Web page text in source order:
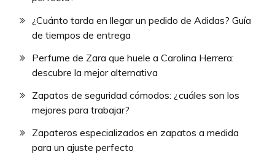
¿Cuánto tarda en llegar un pedido de Adidas? Guía
de tiempos de entrega
Perfume de Zara que huele a Carolina Herrera:
descubre la mejor alternativa
Zapatos de seguridad cómodos: ¿cuáles son los
mejores para trabajar?
Zapateros especializados en zapatos a medida
para un ajuste perfecto